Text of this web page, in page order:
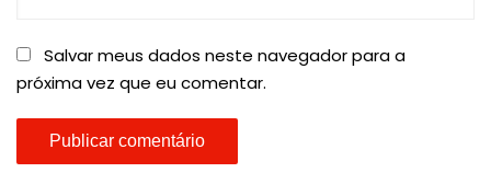
Salvar meus dados neste navegador para a
próxima vez que eu comentar.